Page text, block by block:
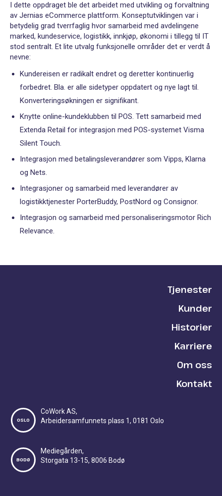
I dette oppdraget ble det arbeidet med utvikling og forvaltning
av Jernias eCommerce plattform. Konseptutviklingen var i
betydelig grad tverrfaglig hvor samarbeid med avdelingene
marked, kundeservice, logistikk, innkjøp, økonomi i tillegg til IT
stod sentralt. Et lite utvalg funksjonelle områder det er verdt å
nevne:
Kundereisen er radikalt endret og deretter kontinuerlig
forbedret. Bla. er alle sidetyper oppdatert og nye lagt til.
Konverteringsøkningen er signifikant.
Knytte online-kundeklubben til POS. Tett samarbeid med
Extenda Retail for integrasjon med POS-systemet Visma
Silent Touch.
Integrasjon med betalingsleverandører som Vipps, Klarna
og Nets.
Integrasjoner og samarbeid med leverandører av
logistikktjenester PorterBuddy, PostNord og Consignor.
Integrasjon og samarbeid med personaliseringsmotor Rich
Relevance.
Tjenester
Kunder
Historier
Karriere
Om oss
Kontakt
OSLO
CoWork AS,
Arbeidersamfunnets plass 1, 0181 Oslo
BODØ
Mediegården,
Storgata 13-15, 8006 Bodø